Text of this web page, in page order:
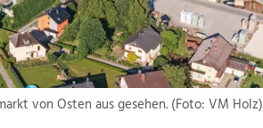
von Osten aus gesehen. (Foto: VM Holz)